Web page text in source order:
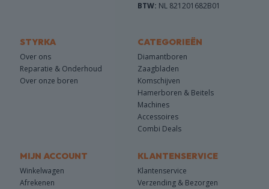
BTW: NL 821201682B01
STYRKA
Over ons
Reparatie & Onderhoud
Over onze boren
CATEGORIEËN
Diamantboren
Zaagbladen
Komschijven
Hamerboren & Beitels
Machines
Accessoires
Combi Deals
MIJN ACCOUNT
Winkelwagen
Afrekenen
KLANTENSERVICE
Klantenservice
Verzending & Bezorgen